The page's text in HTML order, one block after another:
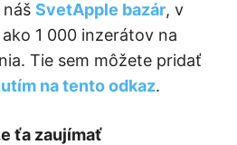
SvetApple bazár, v
1 000 inzerátov na
Tie sem môžete pridať
na tento odkaz.
ťa zaujímať